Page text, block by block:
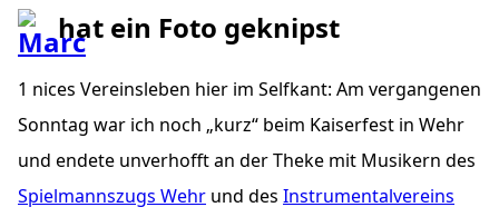
hat ein Foto geknipst
1 nices Vereinsleben hier im Selfkant: Am vergangenen
Sonntag war ich noch „kurz“ beim Kaiserfest in Wehr
und endete unverhofft an der Theke mit Musikern des
Spielmannszugs Wehr und des Instrumentalvereins